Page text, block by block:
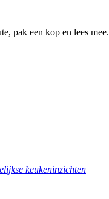
pak een kop en lees mee.
keukeninzichten